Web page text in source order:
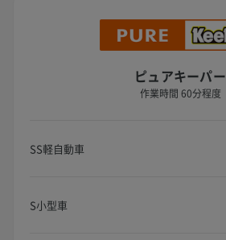
ピュアキーパー
作業時間 60分程度
SS軽自動車
S小型車